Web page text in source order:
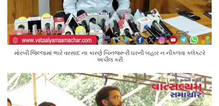
મોરબી જિલ્લામાં ભારે વરસાદ ના કારણે બિનજરૂરી ઘરની બહાર ન નીકળવા કલેક્ટરે
અપીલ કરી